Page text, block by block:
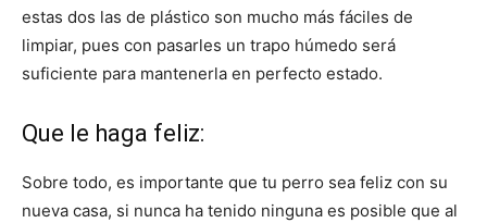
estas dos las de plástico son mucho más fáciles de
limpiar, pues con pasarles un trapo húmedo será
suficiente para mantenerla en perfecto estado.
Que le haga feliz:
Sobre todo, es importante que tu perro sea feliz con su
nueva casa, si nunca ha tenido ninguna es posible que al